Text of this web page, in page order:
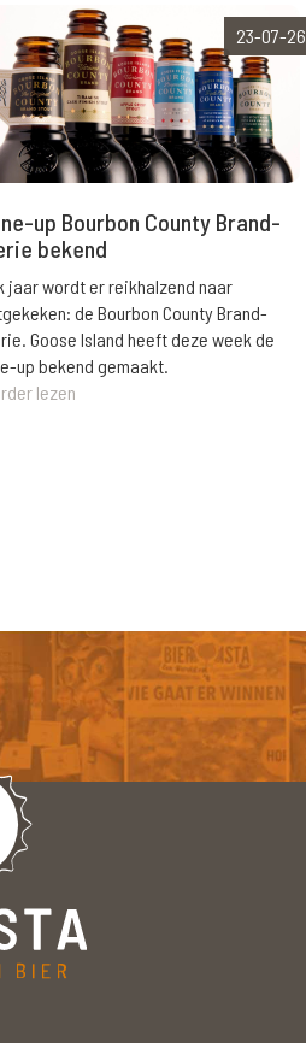
23-07-26
up Bourbon County Brand-
bekend
jaar wordt er reikhalzend naar
de Bourbon County Brand-
Goose Island heeft deze week de
up bekend gemaakt.
lezen